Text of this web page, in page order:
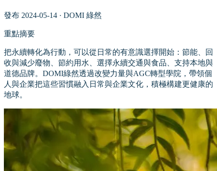
發布 2024-05-14 · DOMI 綠然
重點摘要
把永續轉化為行動，可以從日常的有意識選擇開始：節能、回
收與減少廢物、節約用水、選擇永續交通與食品、支持本地與
道德品牌。DOMI綠然透過改變力量與AGC轉型學院，帶領個
人與企業把這些習慣融入日常與企業文化，積極構建更健康的
地球。